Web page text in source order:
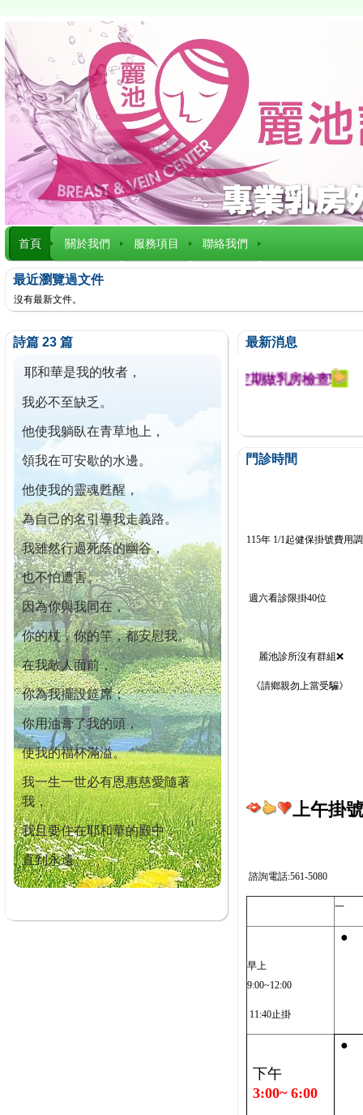
首頁 關於我們 服務項目 聯絡我們
最近瀏覽過文件
沒有最新文件。
詩篇 23 篇
耶和華是我的牧者，
我必不至缺乏。
他使我躺臥在青草地上，
領我在可安歇的水邊。
他使我的靈魂甦醒，
為自己的名引導我走義路。
我雖然行過死蔭的幽谷，
也不怕遭害。
因為你與我同在，
你的杖，你的竿，都安慰我。
在我敵人面前，
你為我擺設筵席；
你用油膏了我的頭，
使我的福杯滿溢。
我一生一世必有恩惠慈愛隨著
我，
我且要住在耶和華的殿中，
直到永遠。
最新消息
迄今已篩檢出1700位乳癌患者,提醒您定期做乳房檢查!
門診時間
115年 1/1起健保掛號費用
週六看診限掛40位
麗池診所沒有群組❌
《請鄉親勿上當受騙》
上午掛
諮詢電話:561-5080
一
早上
9:00~12:00
11:40止掛
●
下午
3:00~ 6:00
●